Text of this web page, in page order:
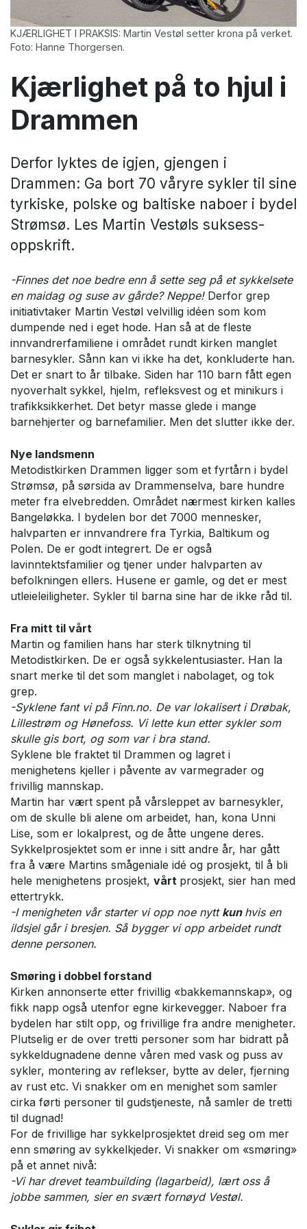
KJÆRLIGHET I PRAKSIS: Martin Vestøl setter krona på verket.
Foto: Hanne Thorgersen.
Kjærlighet på to hjul i
Drammen
Derfor lyktes de igjen, gjengen i
Drammen: Ga bort 70 våryre sykler til sine
tyrkiske, polske og baltiske naboer i bydel
Strømsø. Les Martin Vestøls suksess-
oppskrift.
-Finnes det noe bedre enn å sette seg på et sykkelsete
en maidag og suse av gårde? Neppe!Derfor grep
initiativtaker Martin Vestøl velvillig idéen som kom
dumpende ned i eget hode. Han så at de fleste
innvandrerfamiliene i området rundt kirken manglet
barnesykler. Sånn kan vi ikke ha det, konkluderte han.
Det er snart to år tilbake. Siden har 110 barn fått egen
nyoverhalt sykkel, hjelm, refleksvest og et minikurs i
trafikksikkerhet. Det betyr masse glede i mange
barnehjerter og barnefamilier. Men det slutter ikke der.
Nye landsmenn
Metodistkirken Drammen ligger som et fyrtårn i bydel
Strømsø, på sørsida av Drammenselva, bare hundre
meter fra elvebredden. Området nærmest kirken kalles
Bangeløkka. I bydelen bor det 7000 mennesker,
halvparten er innvandrere fra Tyrkia, Baltikum og
Polen. De er godt integrert. De er også
lavinntektsfamilier og tjener under halvparten av
befolkningen ellers. Husene er gamle, og det er mest
utleieleiligheter. Sykler til barna sine har de ikke råd til.
Fra mitt til vårt
Martin og familien hans har sterk tilknytning til
Metodistkirken. De er også sykkelentusiaster. Han la
snart merke til det som manglet i nabolaget, og tok
grep.
-Syklene fant vi på Finn.no. De var lokalisert i Drøbak,
Lillestrøm og Hønefoss. Vi lette kun etter sykler som
skulle gis bort, og som var i bra stand.
Syklene ble fraktet til Drammen og lagret i
menighetens kjeller i påvente av varmegrader og
frivillig mannskap.
Martin har vært spent på vårsleppet av barnesykler,
om de skulle bli alene om arbeidet, han, kona Unni
Lise, som er lokalprest, og de åtte ungene deres.
Sykkelprosjektet som er inne i sitt andre år, har gått
fra å være Martins smågeniale idé og prosjekt, til å bli
hele menighetens prosjekt, vårt prosjekt, sier han med
ettertrykk.
-I menigheten vår starter vi opp noe nytt kun hvis en
ildsjel går i bresjen. Så bygger vi opp arbeidet rundt
denne personen.
Smøring i dobbel forstand
Kirken annonserte etter frivillig «bakkemannskap», og
fikk napp også utenfor egne kirkevegger. Naboer fra
bydelen har stilt opp, og frivillige fra andre menigheter.
Plutselig er de over tretti personer som har bidratt på
sykkeldugnadene denne våren med vask og puss av
sykler, montering av reflekser, bytte av deler, fjerning
av rust etc. Vi snakker om en menighet som samler
cirka førti personer til gudstjeneste, nå samler de tretti
til dugnad!
For de frivillige har sykkelprosjektet dreid seg om mer
enn smøring av sykkelkjeder. Vi snakker om «smøring»
på et annet nivå:
-Vi har drevet teambuilding (lagarbeid), lært oss å
jobbe sammen, sier en svært fornøyd Vestøl.